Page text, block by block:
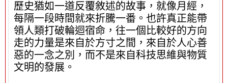
歷史猶如一道反覆敘述的故事，就像月經，
每隔一段時間就來折騰一番。也許真正能帶
領人類打破輪迴宿命，往一個比較好的方向
走的力量是來自於方寸之間，來自於人心善
惡的一念之別，而不是來自科技思維與物質
文明的發展。